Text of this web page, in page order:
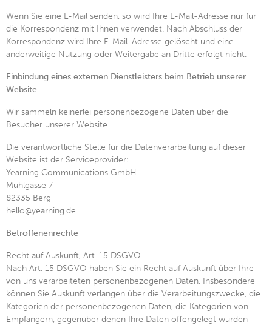
Wenn Sie eine E-Mail senden, so wird Ihre E-Mail-Adresse nur für
die Korrespondenz mit Ihnen verwendet. Nach Abschluss der
Korrespondenz wird Ihre E-Mail-Adresse gelöscht und eine
anderweitige Nutzung oder Weitergabe an Dritte erfolgt nicht.
Einbindung eines externen Dienstleisters beim Betrieb unserer
Website
Wir sammeln keinerlei personenbezogene Daten über die
Besucher unserer Website.
Die verantwortliche Stelle für die Datenverarbeitung auf dieser
Website ist der Serviceprovider:
Yearning Communications GmbH
Mühlgasse 7
82335 Berg
hello@yearning.de
Betroffenenrechte
Recht auf Auskunft, Art. 15 DSGVO
Nach Art. 15 DSGVO haben Sie ein Recht auf Auskunft über Ihre
von uns verarbeiteten personenbezogenen Daten. Insbesondere
können Sie Auskunft verlangen über die Verarbeitungszwecke, die
Kategorien der personenbezogenen Daten, die Kategorien von
Empfängern, gegenüber denen Ihre Daten offengelegt wurden